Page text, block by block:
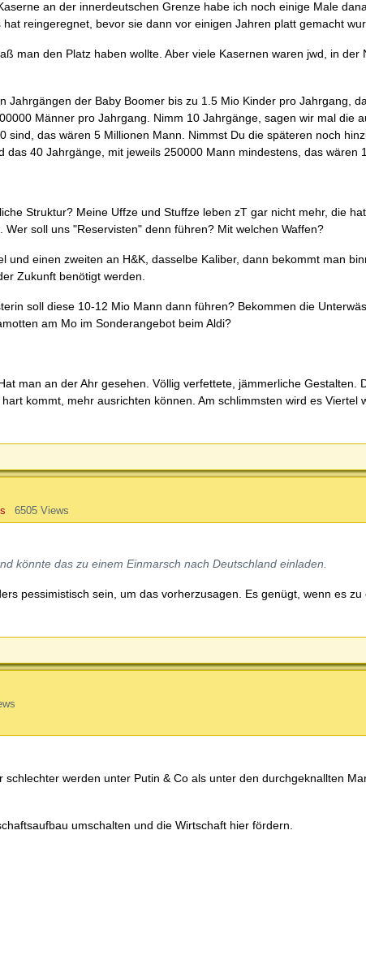
an der innerdeutschen Grenze habe ich noch einige Male
reingeregnet, bevor sie dann vor einigen Jahren platt gemacht
man den Platz haben wollte. Aber viele Kasernen waren jwd, in der
Jahrgängen der Baby Boomer bis zu 1.5 Mio Kinder pro Jahrgang,
Männer pro Jahrgang. Nimm 10 Jahrgänge, sagen wir mal die
das wären 5 Millionen Mann. Nimmst Du die späteren noch
40 Jahrgänge, mit jeweils 250000 Mann mindestens, das wären
Struktur? Meine Uffze und Stuffze leben zT gar nicht mehr, die
soll uns "Reservisten" denn führen? Mit welchen Waffen?
einen zweiten an H&K, dasselbe Kaliber, dann bekommt man
Zukunft benötigt werden.
soll diese 10-12 Mio Mann dann führen? Bekommen die
am Mo im Sonderangebot beim Aldi?
man an der Ahr gesehen. Völlig verfettete, jämmerliche Gestalten.
kommt, mehr ausrichten können. Am schlimmsten wird es Viertel
6505 Views
könnte das zu einem Einmarsch nach Deutschland einladen.
pessimistisch sein, um das vorherzusagen. Es genügt, wenn es zu
werden unter Putin & Co als unter den durchgeknallten
umschalten und die Wirtschaft hier fördern.